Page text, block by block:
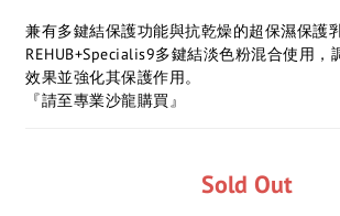
兼有多鍵結保護功能與抗乾燥的超保濕保護
REHUB+Specialis9多鍵結淡色粉混合使用，
效果並強化其保護作用。
『請至專業沙龍購買』
Sold Out